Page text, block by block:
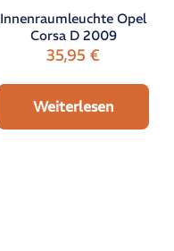
Innenraumleuchte Opel
Corsa D 2009
35,95€
Weiterlesen